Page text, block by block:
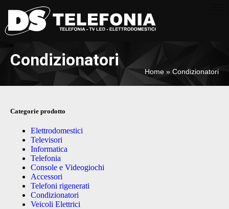
Condizionatori
Home » Condizionatori
Categorie prodotto
Elettrodomestici
Televisori
Informatica
Telefonia
Console e Videogiochi
Accessori
Telefoni rigenerati
Condizionatori
Veicoli Elettrici